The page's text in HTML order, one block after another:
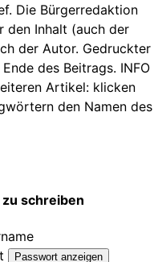
Die Bürgerredaktion
den Inhalt (auch der
der Autor. Gedruckter
des Beitrags. INFO
Artikel: klicken
den Namen des
schreiben
Passwort anzeigen